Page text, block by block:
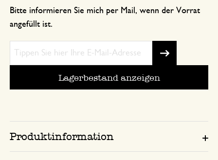
Bitte informieren Sie mich per Mail, wenn der Vorrat
angefüllt ist.
Lagerbestand anzeigen
Produktinformation